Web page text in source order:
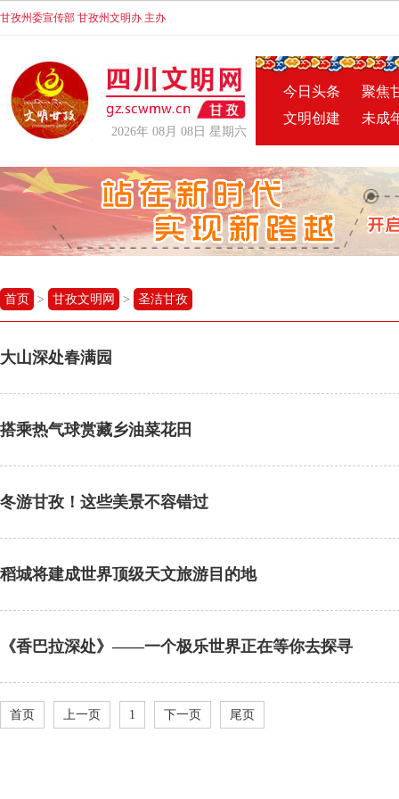
甘孜州委宣传部 甘孜州文明办 主办
2026年 08月 08日 星期六
今日头条
聚焦
文明创建
未成
首页 > 甘孜文明网 > 圣洁甘孜
大山深处春满园
搭乘热气球赏藏乡油菜花田
冬游甘孜！这些美景不容错过
稻城将建成世界顶级天文旅游目的地
《香巴拉深处》——一个极乐世界正在等你去探寻
首页 上一页 1 下一页 尾页